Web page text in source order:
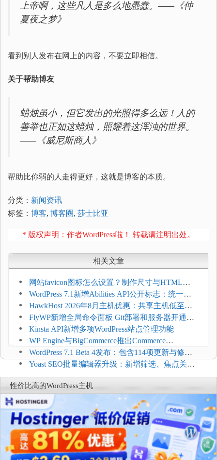
上帝啊，这些凡人是多么地愚蠢。——《仲
夏夜之梦》
看到别人发布在网上的内容，不要立即相信。
关于帮助博友
蜡烛虽小，但它发出的光照得多么远！人的
善举也正如这蜡烛，照耀着这浑浊的世界。
——《威尼斯商人》
帮助比你弱的人走得更好，这就是博客的本质。
分类： 新闻资讯
标签： 博客, 博客圈, 莎士比亚
* 版权声明：作者WordPress啦！ 转载请注明出处。
相关文章
网站favicon图标怎么设置？制作尺寸与HTML添
加方法
WordPress 7.1新增Abilities API公开标志：统一支
持REST API、MCP与AI代理
HawkHost 2026年8月主机优惠：共享主机低至
$2.61/月，高性能主机同步折扣
FlyWP新增全局命令面板 Git部署和服务器开通更
方便
Kinsta API新增多项WordPress站点管理功能
WP Engine与BigCommerce推出Commerce
Connect：WordPress商店可保留前台体验并扩展电
商能力
WordPress 7.1 Beta 4发布：包含114项更新与修
复，仅建议在测试环境体验
Yoast SEO批量编辑器升级：新增筛选、焦点关键
词与AI元数据草稿
性价比高的WordPress主机